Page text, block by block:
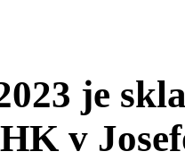
je
v